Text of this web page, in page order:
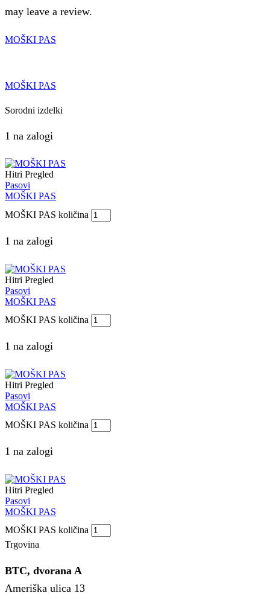
may leave a review.
MOŠKI PAS
MOŠKI PAS
Sorodni izdelki
1 na zalogi
Hitri Pregled
Pasovi
MOŠKI PAS
MOŠKI PAS količina
1 na zalogi
Hitri Pregled
Pasovi
MOŠKI PAS
MOŠKI PAS količina
1 na zalogi
Hitri Pregled
Pasovi
MOŠKI PAS
MOŠKI PAS količina
1 na zalogi
Hitri Pregled
Pasovi
MOŠKI PAS
MOŠKI PAS količina
Trgovina
BTC, dvorana A
Ameriška ulica 13